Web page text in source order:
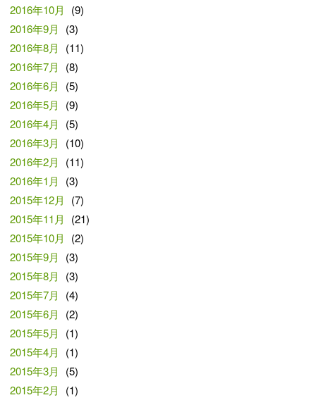
2016年10月
(9)
2016年9月
(3)
2016年8月
(11)
2016年7月
(8)
2016年6月
(5)
2016年5月
(9)
2016年4月
(5)
2016年3月
(10)
2016年2月
(11)
2016年1月
(3)
2015年12月
(7)
2015年11月
(21)
2015年10月
(2)
2015年9月
(3)
2015年8月
(3)
2015年7月
(4)
2015年6月
(2)
2015年5月
(1)
2015年4月
(1)
2015年3月
(5)
2015年2月
(1)